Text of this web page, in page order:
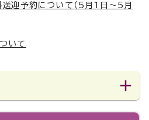
迎予約について（5月1日～5月
いて